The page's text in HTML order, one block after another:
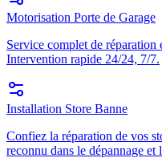
Motorisation Porte de Garage
Service complet de réparation
Intervention rapide 24/24, 7/7.
Installation Store Banne
Confiez la réparation de vos
reconnu dans le dépannage et